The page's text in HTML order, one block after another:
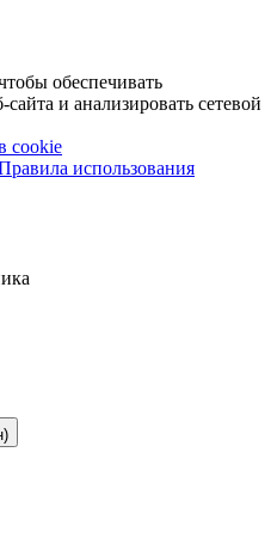
обеспечивать
и анализировать сетевой
cookie
использования